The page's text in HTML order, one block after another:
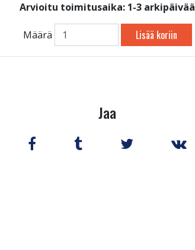
Arvioitu toimitusaika: 1-3 arkipäivää
Määrä Lisää koriin
Jaa